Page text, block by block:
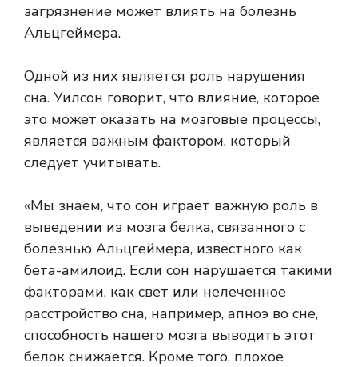
загрязнение может влиять на болезнь
Альцгеймера.
Одной из них является роль нарушения
сна. Уилсон говорит, что влияние, которое
это может оказать на мозговые процессы,
является важным фактором, который
следует учитывать.
«Мы знаем, что сон играет важную роль в
выведении из мозга белка, связанного с
болезнью Альцгеймера, известного как
бета-амилоид. Если сон нарушается такими
факторами, как свет или нелеченное
расстройство сна, например, апноэ во сне,
способность нашего мозга выводить этот
белок снижается. Кроме того, плохое